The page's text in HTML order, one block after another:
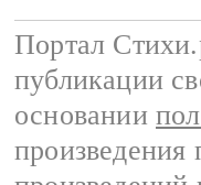
Портал
публикации
основании